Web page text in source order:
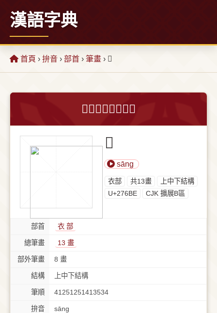
漢語字典
首頁 › 拚音 › 部首 › 筆畫 › 𧚾
𧚾字的意思和解釋
𧚾
sāng
⾐部 共13畫
上中下結構
U+276BE
CJK 擴展B區
部首 ⾐ 部
總筆畫 13 畫
部外筆畫 8 畫
結構 上中下結構
筆順 41251251413534
拚音 sāng